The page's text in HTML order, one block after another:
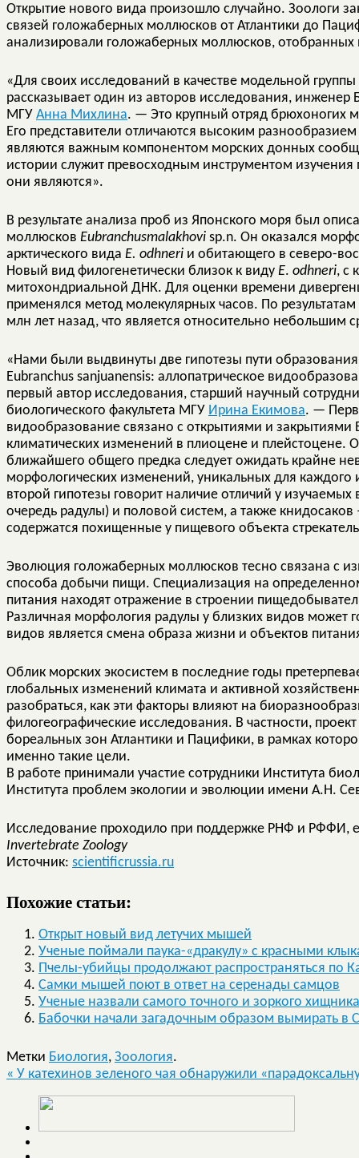
Открытие нового вида произошло случайно. Зоологи
связей голожаберных моллюсков от Атлантики до
анализировали голожаберных моллюсков, отобранных
«Для своих исследований в качестве модельной
рассказывает один из авторов исследования,
МГУ Анна Михлина. — Это крупный отряд брюхоногих
Его представители отличаются высоким
являются важным компонентом морских донных
истории служит превосходным инструментом изучения
они являются».
В результате анализа проб из Японского моря был
моллюсков Eubranchusmalakhovi sp.n. Он оказался
арктического вида E. odhneri и обитающего в северо-
Новый вид филогенетически близок к виду E. odhneri, с
митохондриальной ДНК. Для оценки времени
применялся метод молекулярных часов. По
млн лет назад, что является относительно небольшим
«Нами были выдвинуты две гипотезы пути
Eubranchus sanjuanensis: аллопатрическое
первый автор исследования, старший научный
биологического факультета МГУ Ирина Екимова. —
видообразование связано с открытиями и закрытиями
климатических изменений в плиоцене и плейстоцене.
ближайшего общего предка следует ожидать крайне
морфологических изменений, уникальных для каждого
второй гипотезы говорит наличие отличий у
очередь радулы) и половой систем, а также
содержатся похищенные у пищевого объекта
Эволюция голожаберных моллюсков тесно связана с
способа добычи пищи. Специализация на
питания находят отражение в строении
Различная морфология радулы у близких видов может
видов является смена образа жизни и объектов
Облик морских экосистем в последние годы
глобальных изменений климата и активной
разобраться, как эти факторы влияют на
филогеографические исследования. В частности,
бореальных зон Атлантики и Пацифики, в рамках
именно такие цели.
В работе принимали участие сотрудники Института
Института проблем экологии и эволюции имени А.Н.
Исследование проходило при поддержке РНФ и РФФИ,
Invertebrate Zoology
Источник: scientificrussia.ru
Похожие статьи:
Открыт новый вид летучих мышей
Ученые поймали паука-«дракулу» с красными
Пчелы-убийцы продолжают распространяться по
Самки мышей поют в ответ на серенады самцов
Ученые назвали самого точного и зоркого
Бабочки начали загадочным образом вымирать в
Метки Биология, Зоология.
« У катехинов зеленого чая обнаружили